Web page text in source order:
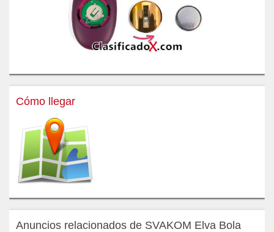
Cómo llegar
Anuncios relacionados de SVAKOM Elva Bola